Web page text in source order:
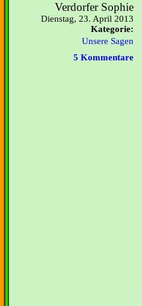
Verdorfer Sophie
Dienstag, 23. April 2013
Kategorie:
Unsere Sagen
5 Kommentare